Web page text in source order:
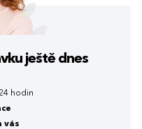
ještě dnes
hodin
vás